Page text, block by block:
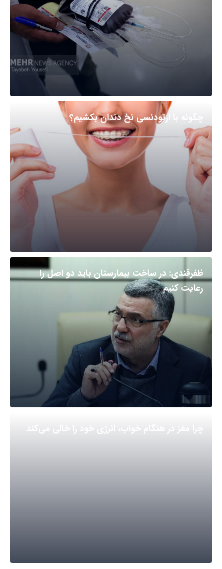
چگونه با ارتودنسی نخ دندان بکشیم؟
ظفرقندی: در ساخت بیمارستان باید دو اصل را
رعایت کنیم
چرا مغز در هنگام خواب، انرژی خود را خالی می‌کند